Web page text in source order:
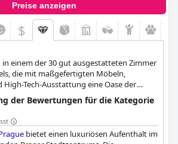
Preise anzeigen
$
in einem der 30 gut ausgestatteten Zimmer
die mit maßgefertigten Möbeln,
High-Tech-Ausstattung eine Oase der
bilden.
der Bewertungen für die Kategorie
bietet einen luxuriösen Aufenthalt im